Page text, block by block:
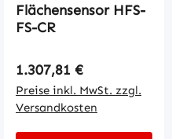
Flächensensor HFS-
FS-CR
Regulärer Preis:
1.307,81 €
Preise inkl. MwSt. zzgl.
Versandkosten